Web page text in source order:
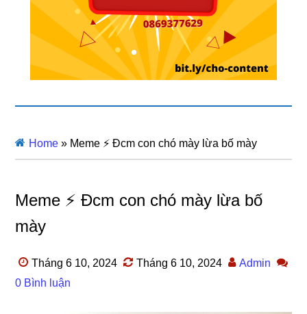
Home » Meme ⚡ Đcm con chó mày lừa bố mày
Meme ⚡ Đcm con chó mày lừa bố
mày
Tháng 6 10, 2024 Tháng 6 10, 2024
Admin
0 Bình luận